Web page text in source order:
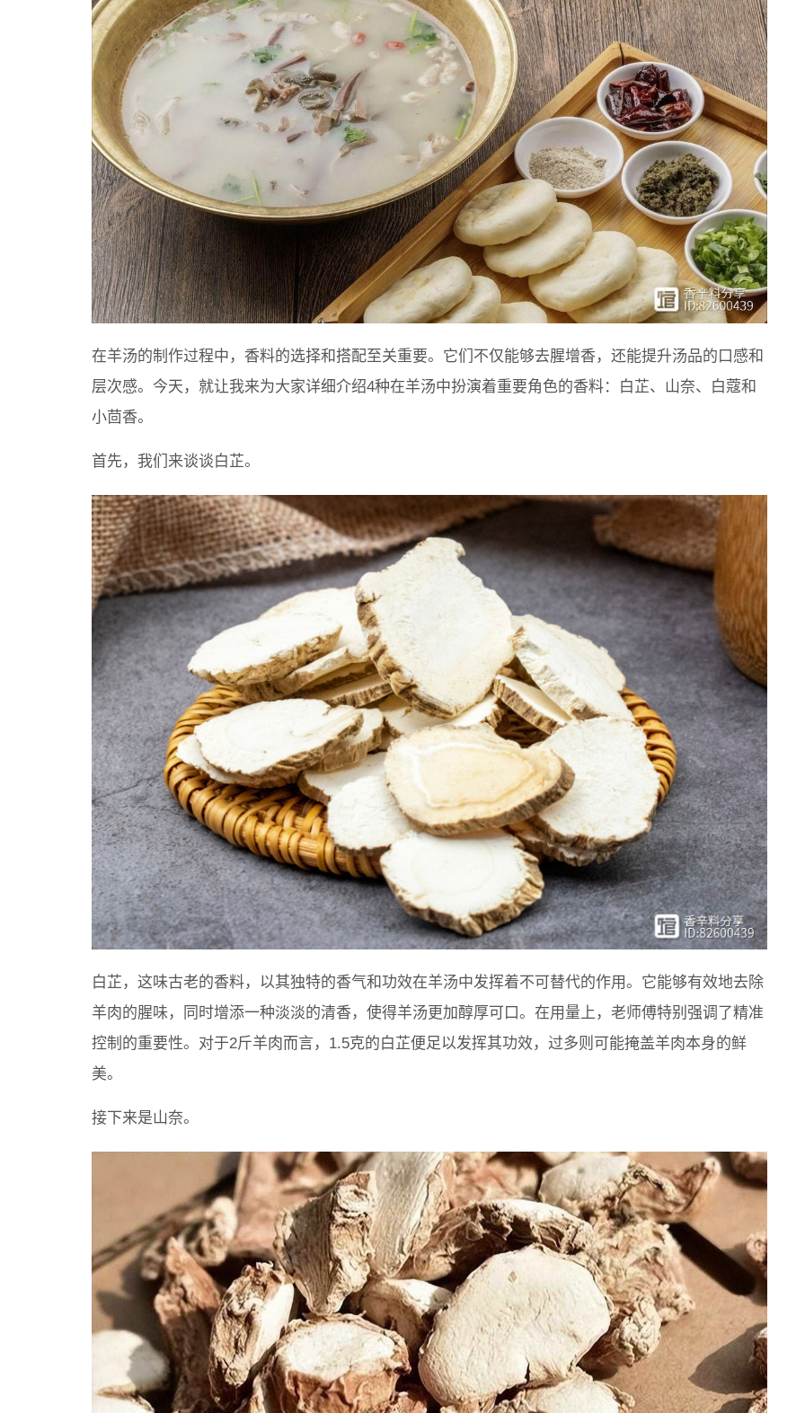
在羊汤的制作过程中，香料的选择和搭配至关重要。它们不仅能够去腥增香，还能提升汤品的口感和
层次感。今天，就让我来为大家详细介绍4种在羊汤中扮演着重要角色的香料：白芷、山奈、白蔻和
小茴香。
首先，我们来谈谈白芷。
白芷，这味古老的香料，以其独特的香气和功效在羊汤中发挥着不可替代的作用。它能够有效地去除
羊肉的腥味，同时增添一种淡淡的清香，使得羊汤更加醇厚可口。在用量上，老师傅特别强调了精准
控制的重要性。对于2斤羊肉而言，1.5克的白芷便足以发挥其功效，过多则可能掩盖羊肉本身的鲜
美。
接下来是山奈。